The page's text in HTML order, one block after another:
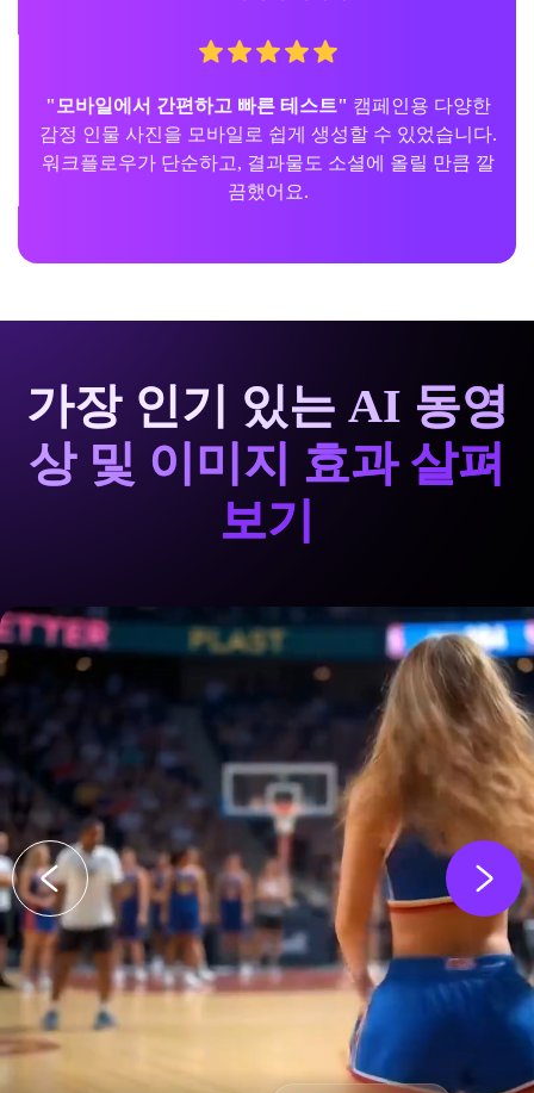
"모바일에서 간편하고 빠른 테스트" 캠페인용 다양한
감정 인물 사진을 모바일로 쉽게 생성할 수 있었습니다.
워크플로우가 단순하고, 결과물도 소셜에 올릴 만큼 깔
끔했어요.
가장 인기 있는 AI 동영
상 및 이미지 효과 살펴
보기